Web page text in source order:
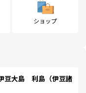
ショップ
大島 利島（伊豆諸